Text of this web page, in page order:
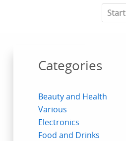
Start
Categories
Beauty and Health
Various
Electronics
Food and Drinks